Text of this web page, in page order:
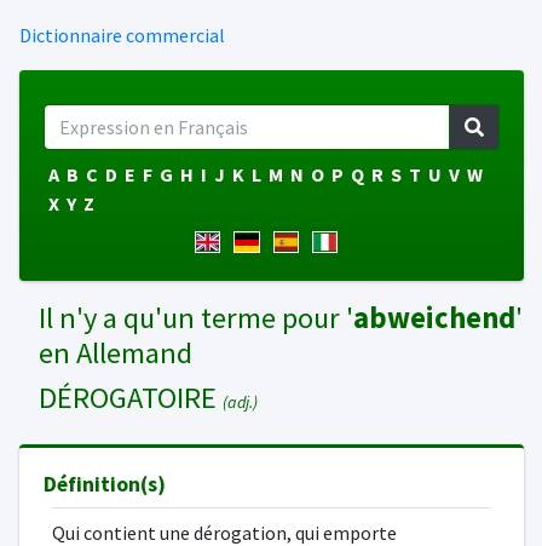
Dictionnaire commercial
A B C D E F G H I J K L M N O P Q R S T U V W
X Y Z
Il n'y a qu'un terme pour 'abweichend'
en Allemand
DÉROGATOIRE (adj.)
Définition(s)
Qui contient une dérogation, qui emporte